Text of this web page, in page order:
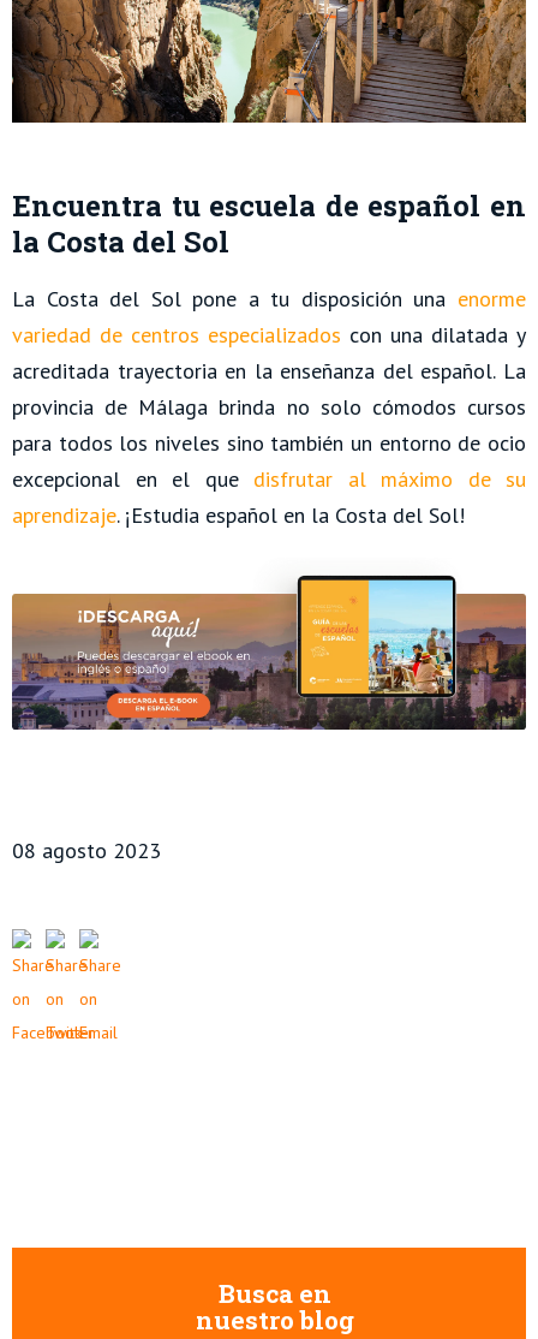
Encuentra tu escuela de español en
la Costa del Sol
La Costa del Sol pone a tu disposición una enorme
variedad de centros especializados con una dilatada y
acreditada trayectoria en la enseñanza del español. La
provincia de Málaga brinda no solo cómodos cursos
para todos los niveles sino también un entorno de ocio
excepcional en el que disfrutar al máximo de su
aprendizaje. ¡Estudia español en la Costa del Sol!
08 agosto 2023
Busca en
nuestro blog